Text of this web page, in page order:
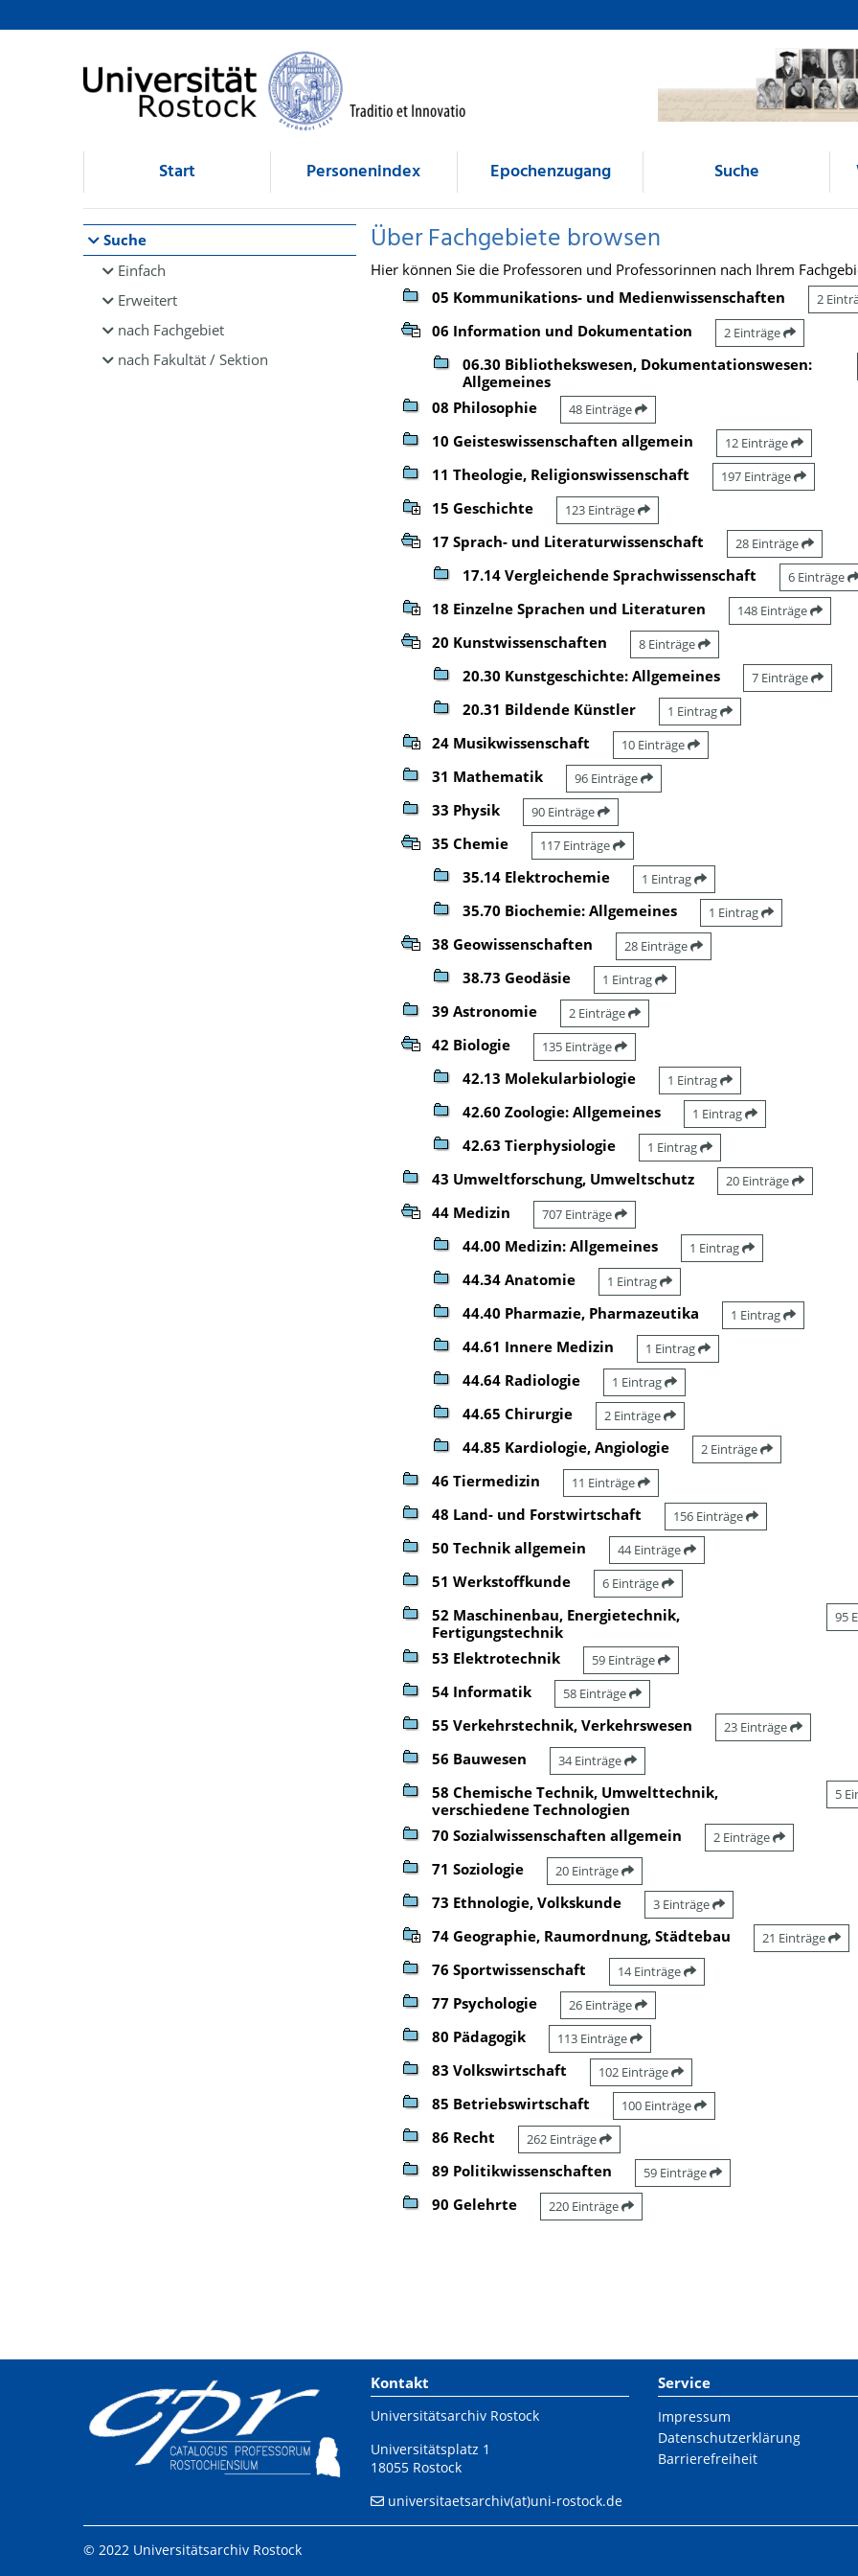
Browsen
direkt zum Inhalt
Start Personenindex Epochenzugang Suche
Suche
Einfach
Erweitert
nach Fachgebiet
nach Fakultät / Sektion
Über Fachgebiete browsen
Hier können Sie die Professoren und Professorinnen nach Ihrem
05 Kommunikations- und Medienwissenschaften
2
06 Information und Dokumentation 2 Einträge
06.30 Bibliothekswesen, Dokumentationswesen:
Allgemeines
08 Philosophie 48 Einträge
10 Geisteswissenschaften allgemein 12 Einträge
11 Theologie, Religionswissenschaft 197 Einträge
15 Geschichte 123 Einträge
17 Sprach- und Literaturwissenschaft 28 Einträge
17.14 Vergleichende Sprachwissenschaft 6 Einträge
18 Einzelne Sprachen und Literaturen 148 Einträge
20 Kunstwissenschaften 8 Einträge
20.30 Kunstgeschichte: Allgemeines 7 Einträge
20.31 Bildende Künstler 1 Eintrag
24 Musikwissenschaft 10 Einträge
31 Mathematik 96 Einträge
33 Physik 90 Einträge
35 Chemie 117 Einträge
35.14 Elektrochemie 1 Eintrag
35.70 Biochemie: Allgemeines 1 Eintrag
38 Geowissenschaften 28 Einträge
38.73 Geodäsie 1 Eintrag
39 Astronomie 2 Einträge
42 Biologie 135 Einträge
42.13 Molekularbiologie 1 Eintrag
42.60 Zoologie: Allgemeines 1 Eintrag
42.63 Tierphysiologie 1 Eintrag
43 Umweltforschung, Umweltschutz 20 Einträge
44 Medizin 707 Einträge
44.00 Medizin: Allgemeines 1 Eintrag
44.34 Anatomie 1 Eintrag
44.40 Pharmazie, Pharmazeutika 1 Eintrag
44.61 Innere Medizin 1 Eintrag
44.64 Radiologie 1 Eintrag
44.65 Chirurgie 2 Einträge
44.85 Kardiologie, Angiologie 2 Einträge
46 Tiermedizin 11 Einträge
48 Land- und Forstwirtschaft 156 Einträge
50 Technik allgemein 44 Einträge
51 Werkstoffkunde 6 Einträge
52 Maschinenbau, Energietechnik,
Fertigungstechnik
95
53 Elektrotechnik 59 Einträge
54 Informatik 58 Einträge
55 Verkehrstechnik, Verkehrswesen 23 Einträge
56 Bauwesen 34 Einträge
58 Chemische Technik, Umwelttechnik,
verschiedene Technologien
5
70 Sozialwissenschaften allgemein 2 Einträge
71 Soziologie 20 Einträge
73 Ethnologie, Volkskunde 3 Einträge
74 Geographie, Raumordnung, Städtebau 21 Einträge
76 Sportwissenschaft 14 Einträge
77 Psychologie 26 Einträge
80 Pädagogik 113 Einträge
83 Volkswirtschaft 102 Einträge
85 Betriebswirtschaft 100 Einträge
86 Recht 262 Einträge
89 Politikwissenschaften 59 Einträge
90 Gelehrte 220 Einträge
Kontakt
Universitätsarchiv Rostock
Universitätsplatz 1
18055 Rostock
universitaetsarchiv(at)uni-rostock.de
Service
Impressum
Datenschutzerklärung
Barrierefreiheit
© 2022 Universitätsarchiv Rostock